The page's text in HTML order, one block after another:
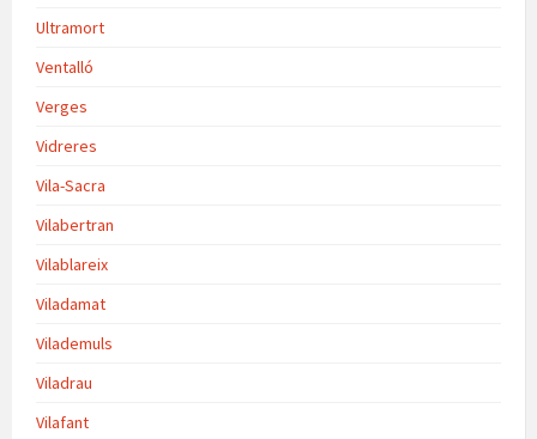
Ultramort
Ventalló
Verges
Vidreres
Vila-Sacra
Vilabertran
Vilablareix
Viladamat
Vilademuls
Viladrau
Vilafant